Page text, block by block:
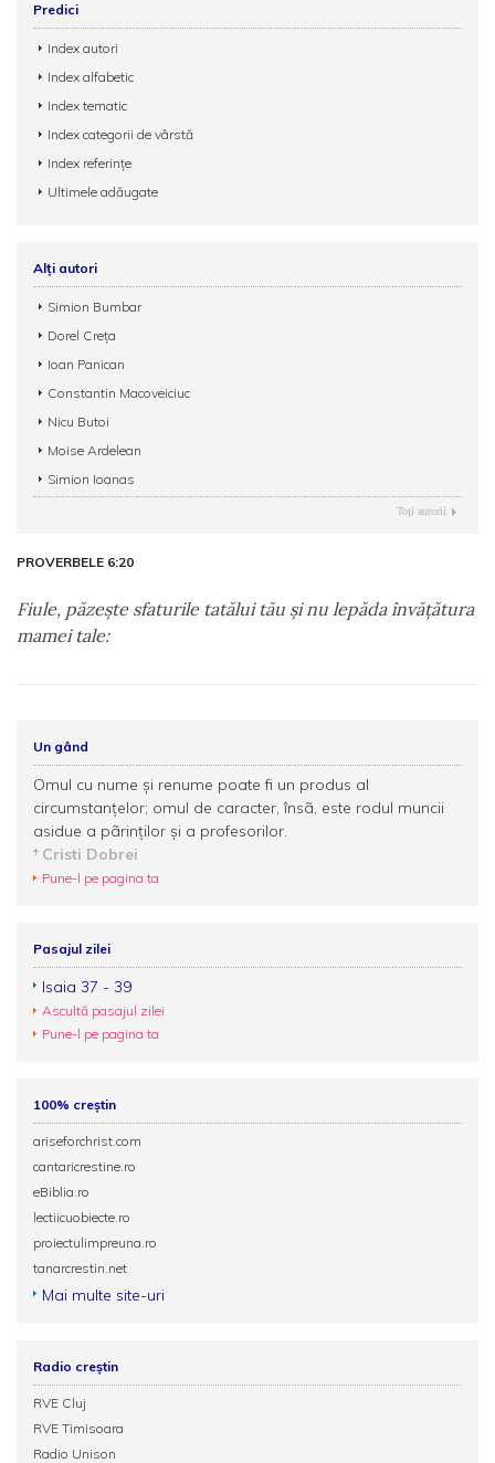
Predici
Index autori
Index alfabetic
Index tematic
Index categorii de vârstă
Index referințe
Ultimele adăugate
Alți autori
Simion Bumbar
Dorel Creța
Ioan Panican
Constantin Macoveiciuc
Nicu Butoi
Moise Ardelean
Simion Ioanas
Toţi autorii
PROVERBELE 6:20
Fiule, păzeşte sfaturile tatălui tău şi nu lepăda învăţătura
mamei tale:
Un gând
Omul cu nume şi renume poate fi un produs al
circumstanţelor; omul de caracter, însã, este rodul muncii
asidue a pãrinţilor şi a profesorilor.
Cristi Dobrei
Pune-l pe pagina ta
Pasajul zilei
Isaia 37 - 39
Ascultă pasajul zilei
Pune-l pe pagina ta
100% creștin
ariseforchrist.com
cantaricrestine.ro
eBiblia.ro
lectiicuobiecte.ro
proiectulimpreuna.ro
tanarcrestin.net
Mai multe site-uri
Radio creștin
RVE Cluj
RVE Timisoara
Radio Unison